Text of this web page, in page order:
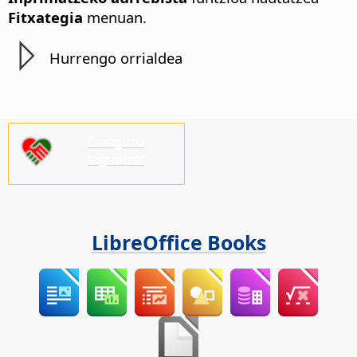
Fitxategia menuan.
Hurrengo orrialdea
LibreOffice Books